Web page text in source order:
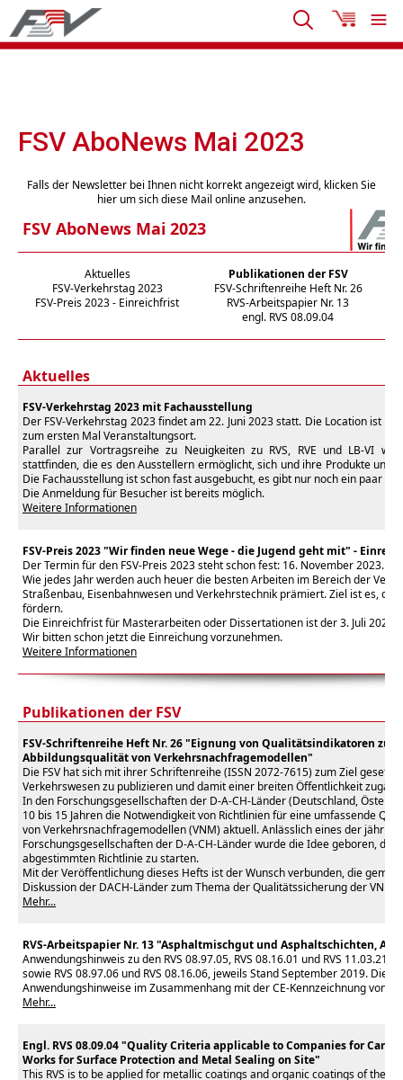
FSV AboNews Mai 2023
Falls der Newsletter bei Ihnen nicht korrekt angezeigt wird, klicken Sie
hier um sich diese Mail online anzusehen.
FSV AboNews Mai 2023
Aktuelles Publikationen der FSV
FSV-Verkehrstag 2023
FSV-Preis 2023 - Einreichfrist
FSV-Schriftenreihe Heft Nr. 26
RVS-Arbeitspapier Nr. 13
engl. RVS 08.09.04
Aktuelles
FSV-Verkehrstag 2023 mit Fachausstellung
Der FSV-Verkehrstag 2023 findet am 22. Juni 2023 statt. Die Location ist
zum ersten Mal Veranstaltungsort.
Parallel zur Vortragsreihe zu Neuigkeiten zu RVS, RVE und LB-VI
stattfinden, die es den Ausstellern ermöglicht, sich und ihre Produkte und
Die Fachausstellung ist schon fast ausgebucht, es gibt nur noch ein paar
Die Anmeldung für Besucher ist bereits möglich.
Weitere Informationen
FSV-Preis 2023 "Wir finden neue Wege - die Jugend geht mit" -
Der Termin für den FSV-Preis 2023 steht schon fest: 16. November 2023.
Wie jedes Jahr werden auch heuer die besten Arbeiten im Bereich der
Straßenbau, Eisenbahnwesen und Verkehrstechnik prämiert. Ziel ist es, die
fördern.
Die Einreichfrist für Masterarbeiten oder Dissertationen ist der 3. Juli 2023.
Wir bitten schon jetzt die Einreichung vorzunehmen.
Weitere Informationen
Publikationen der FSV
FSV-Schriftenreihe Heft Nr. 26 "Eignung von Qualitätsindikatoren zur
Abbildungsqualität von Verkehrsnachfragemodellen"
Die FSV hat sich mit ihrer Schriftenreihe (ISSN 2072-7615) zum Ziel
Verkehrswesen zu publizieren und damit einer breiten Öffentlichkeit
In den Forschungsgesellschaften der D-A-CH-Länder (Deutschland,
10 bis 15 Jahren die Notwendigkeit von Richtlinien für eine umfassende
von Verkehrsnachfragemodellen (VNM) aktuell. Anlässlich eines der
Forschungsgesellschaften der D-A-CH-Länder wurde die Idee geboren,
abgestimmten Richtlinie zu starten.
Mit der Veröffentlichung dieses Hefts ist der Wunsch verbunden, die
Diskussion der DACH-Länder zum Thema der Qualitätssicherung der VNM
Mehr...
RVS-Arbeitspapier Nr. 13 "Asphaltmischgut und Asphaltschichten,
Anwendungshinweis zu den RVS 08.97.05, RVS 08.16.01 und RVS 11.03.21,
sowie RVS 08.97.06 und RVS 08.16.06, jeweils Stand September 2019.
Anwendungshinweise im Zusammenhang mit der CE-Kennzeichnung von
Mehr...
Engl. RVS 08.09.04 "Quality Criteria applicable to Companies for
Works for Surface Protection and Metal Sealing on Site"
This RVS is to be applied for metallic coatings and organic coatings of the